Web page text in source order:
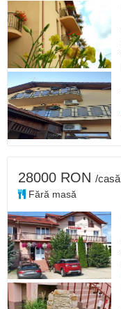
28000 RON /casă
Fără masă